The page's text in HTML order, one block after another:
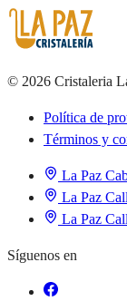
© 2026 Cristaleria
Política de
Términos y
La Paz
La Paz
La Paz
Síguenos en